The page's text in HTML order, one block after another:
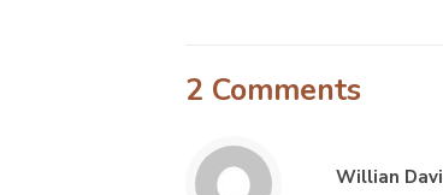
2 Comments
Willian Davi